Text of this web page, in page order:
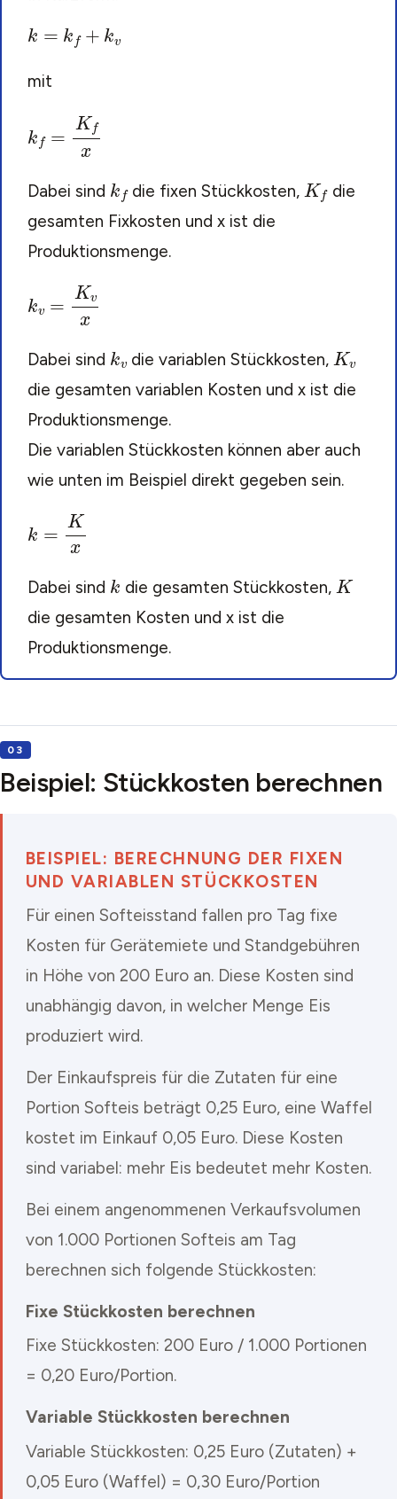
mit
Dabei sind
k
die fixen Stückkosten,
Kf
die
gesamten Fixkosten und x ist die
Produktionsmenge.
Dabei sind
k
die variablen Stückkosten,
Kv
die gesamten variablen Kosten und x ist die
Produktionsmenge.
Die variablen Stückkosten können aber auch
wie unten im Beispiel direkt gegeben sein.
Dabei sind
k
die gesamten Stückkosten,
K
die gesamten Kosten und x ist die
Produktionsmenge.
Beispiel: Stückkosten berechnen
BEISPIEL: BERECHNUNG DER FIXEN
UND VARIABLEN STÜCKKOSTEN
Für einen Softeisstand fallen pro Tag fixe
Kosten für Gerätemiete und Standgebühren
in Höhe von 200 Euro an. Diese Kosten sind
unabhängig davon, in welcher Menge Eis
produziert wird.
Der Einkaufspreis für die Zutaten für eine
Portion Softeis beträgt 0,25 Euro, eine Waffel
kostet im Einkauf 0,05 Euro. Diese Kosten
sind variabel: mehr Eis bedeutet mehr Kosten.
Bei einem angenommenen Verkaufsvolumen
von 1.000 Portionen Softeis am Tag
berechnen sich folgende Stückkosten:
Fixe Stückkosten berechnen
Fixe Stückkosten: 200 Euro / 1.000 Portionen
= 0,20 Euro/Portion.
Variable Stückkosten berechnen
Variable Stückkosten: 0,25 Euro (Zutaten) +
0,05 Euro (Waffel) = 0,30 Euro/Portion